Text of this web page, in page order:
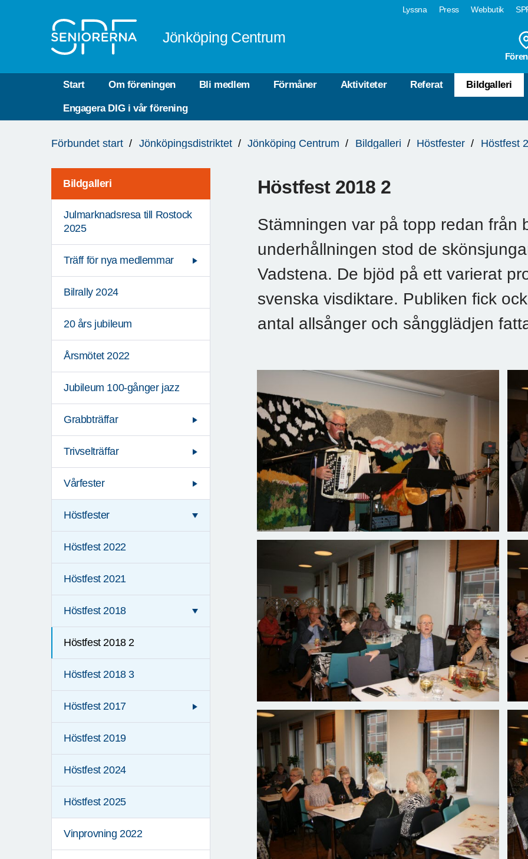
Lyssna Press Webbutik
Jönköping Centrum
Start Om föreningen Bli medlem Förmåner Aktiviteter Referat Bildgalleri
Engagera DIG i vår förening
är
Förbundet start Jönköpingsdistriktet Jönköping Centrum Bildgalleri Höstfester Höstfest
Bildgalleri
Julmarknadsresa till Rostock
2025
Träff för nya medlemmar
Bilrally 2024
20 års jubileum
Årsmötet 2022
Jubileum 100-gånger jazz
Grabbträffar
Trivselträffar
Vårfester
Höstfester
Höstfest 2022
Höstfest 2021
Höstfest 2018
Höstfest 2018 2
Höstfest 2018 3
Höstfest 2017
Höstfest 2019
Höstfest 2024
Höstfest 2025
Vinprovning 2022
Höstfest 2018 2
Stämningen var på topp redan från
underhållningen stod de
Vadstena. De bjöd på ett varierat
svenska visdiktare. Publiken fick
antal allsånger och sångglädjen